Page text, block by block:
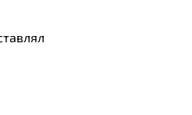
влагу
как полноценный спальник
хранения